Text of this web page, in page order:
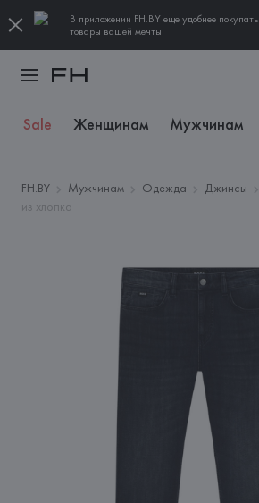
В приложении FH.BY еще удобнее покупать
товары вашей мечты
Sale Женщинам Мужчинам
FH.BY Мужчинам Одежда Джинсы
из хлопка